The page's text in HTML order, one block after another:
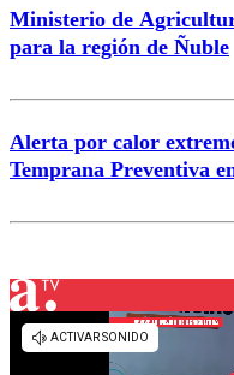
Ministerio de
para la región de Ñuble
Alerta por calor
Temprana Preventiva